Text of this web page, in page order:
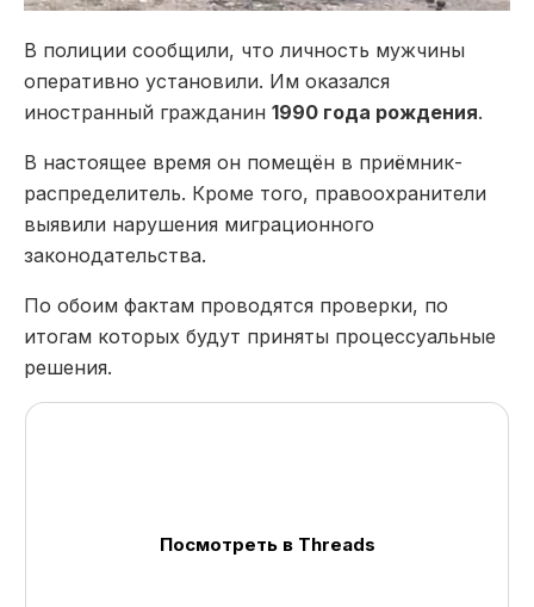
В полиции сообщили, что личность мужчины
оперативно установили. Им оказался
иностранный гражданин 1990 года рождения.
В настоящее время он помещён в приёмник-
распределитель. Кроме того, правоохранители
выявили нарушения миграционного
законодательства.
По обоим фактам проводятся проверки, по
итогам которых будут приняты процессуальные
решения.
Посмотреть в Threads